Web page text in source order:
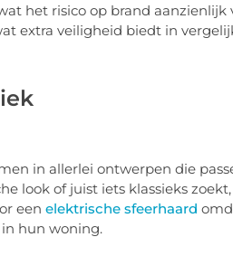
het risico op brand
extra veiligheid biedt in
in allerlei ontwerpen die
look of juist iets klassieks
een elektrische sfeerhaard
hun woning.